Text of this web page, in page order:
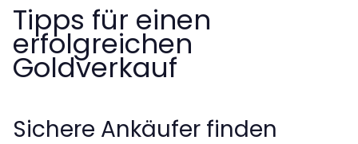
Tipps für einen
erfolgreichen
Goldverkauf
Sichere Ankäufer finden